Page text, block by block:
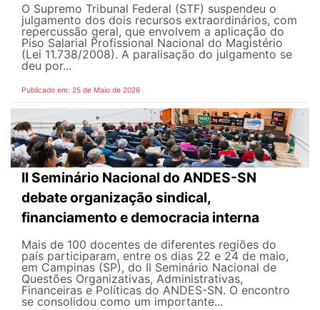
O Supremo Tribunal Federal (STF) suspendeu o
julgamento dos dois recursos extraordinários, com
repercussão geral, que envolvem a aplicação do
Piso Salarial Profissional Nacional do Magistério
(Lei 11.738/2008). A paralisação do julgamento se
deu por...
Publicado em: 25 de Maio de 2026
II Seminário Nacional do ANDES-SN
debate organização sindical,
financiamento e democracia interna
Mais de 100 docentes de diferentes regiões do
país participaram, entre os dias 22 e 24 de maio,
em Campinas (SP), do II Seminário Nacional de
Questões Organizativas, Administrativas,
Financeiras e Políticas do ANDES-SN. O encontro
se consolidou como um importante...